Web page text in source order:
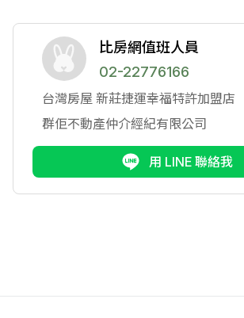
比房網值班人員
02-22776166
台灣房屋 新莊捷運幸福特許加盟店
群佢不動產仲介經紀有限公司
用 LINE 聯絡我